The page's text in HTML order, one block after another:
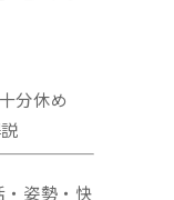
分休め
姿勢・快